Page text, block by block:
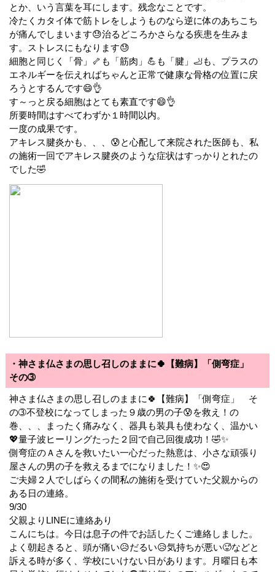
とか、いう言葉を耳にします。残念なことです。
冷たくカタイ体で筋トレをしようものなら逆に体のあちこち
が痛んでしまいます😓治るどころかさらなる疾患を生みま
す。ストレスにもなります😓
細胞と同じく「骨」🦴も「筋肉」💪も「腱」🦶も、プラスの
エネルギーを伝えればちゃんと正常で健康な骨格の位置に戻
ろうとするんです😄👌
す～っと戻る細胞はとても素直です😄👌
所要時間はすべてわずか１時間以内。
一度の成果です。
アキレス腱炎かも、、、😰と心配して来院された医師も、私
の施術一回でアキレス腱炎のような症状はすっかりとれたの
でした🤣
・神さま仏さまの思し召しのままに🍀【難病】「側弯症」
その➂
神さま仏さまの思し召しのままに🍀【難病】「側弯症」 そ
の➂不登校になってしまった９歳の男の子😰を救え！の
巻、、、まったく痛みなく、器具も装具も使わなく、温かい
💖量子波ヒーリングたった２回で自己回復成功！🤣✨
側弯症のＡさんを救いたい一心だった熱意は、小さな頑張り
屋さんの男の子を救えるまでになりました！✨😍
ご夫婦２人でしばらくの間私の施術を受けていた父親からの
ある日の連絡。
9/30
父親よりLINEに連絡あり
こんにちは。今日は息子の件でお話したくご連絡しました。
よく朝起きると、頭が痛い😥だるい😥気持ちが悪い🥵などと
訴える時が多く、学校にいけない日があります。月曜日も本